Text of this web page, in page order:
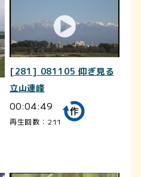
[281] 081105 仰ぎ見る
立山連峰
00:04:49
再生回数：211